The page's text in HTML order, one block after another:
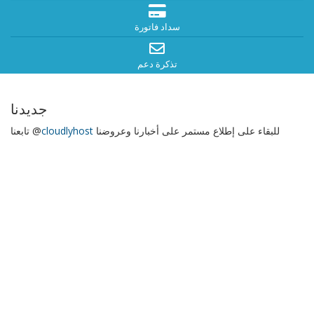
سداد فاتورة
تذكرة دعم
جديدنا
تابعنا @cloudlyhost للبقاء على إطلاع مستمر على أخبارنا وعروضنا